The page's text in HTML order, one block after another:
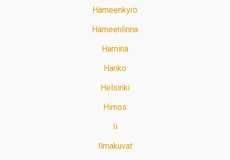
Hämeenkyrö
Hämeenlinna
Hamina
Hanko
Helsinki
Himos
Ii
Ilmakuvat